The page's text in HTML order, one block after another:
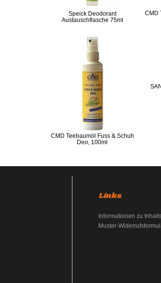
Speick Deodorant
Austauschflasche 75ml
CMD
CMD Teebaumöl Fuss & Schuh
Deo, 100ml
Links
Informationen zu
Muster-